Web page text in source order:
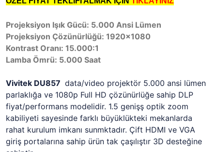
Projeksiyon Işık Gücü: 5.000 Ansi Lümen
Projeksiyon Çözünürlüğü: 1920x1080
Kontrast Oranı: 15.000:1
Lamba Ömrü: 5.000 Saat
Vivitek DU857 data/video projektör 5.000 ansi lümen
parlaklığa ve 1080p Full HD çözünürlüğe sahip DLP
fiyat/performans modelidir. 1.5 genişş optik zoom
kabiliyeti sayesinde farklı büyüklükteki mekanlarda
rahat kurulum imkanı sunmktadır. Çift HDMI ve VGA
giriş portalarına sahip ürün tak çaşılıştır 3D desteğine